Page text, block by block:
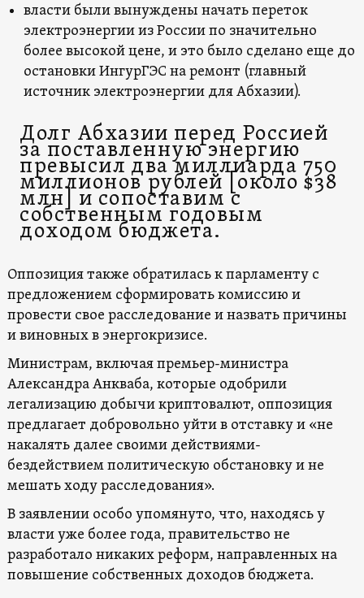
власти были вынуждены начать переток
электроэнергии из России по значительно
более высокой цене, и это было сделано еще до
остановки ИнгурГЭС на ремонт (главный
источник электроэнергии для Абхазии).
Долг Абхазии перед Россией
за поставленную энергию
превысил два миллиарда 750
миллионов рублей [около $38
млн] и сопоставим с
собственным годовым
доходом бюджета.
Оппозиция также обратилась к парламенту с
предложением сформировать комиссию и
провести свое расследование и назвать причины
и виновных в энергокризисе.
Министрам, включая премьер-министра
Александра Анкваба, которые одобрили
легализацию добычи криптовалют, оппозиция
предлагает добровольно уйти в отставку и «не
накалять далее своими действиями-
бездействием политическую обстановку и не
мешать ходу расследования».
В заявлении особо упомянуто, что, находясь у
власти уже более года, правительство не
разработало никаких реформ, направленных на
повышение собственных доходов бюджета.